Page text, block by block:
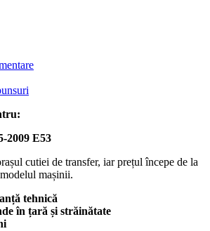
2009 E53
cutiei de transfer, iar prețul începe de la
mașinii.
tehnică
în țară și străinătate